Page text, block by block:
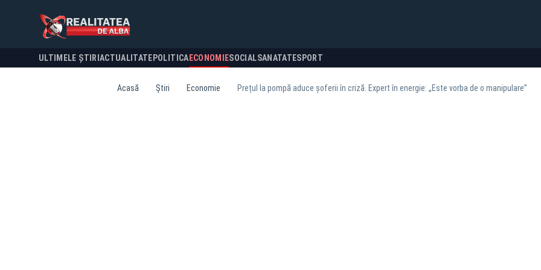
ULTIMELE ȘTIRI ACTUALITATE POLITICA ECONOMIESOCIALSANATATESPORT
Acasă Știri Economie Prețul la pompă aduce șoferii în criză. Expert în energie: „Este vorba de o manipulare”